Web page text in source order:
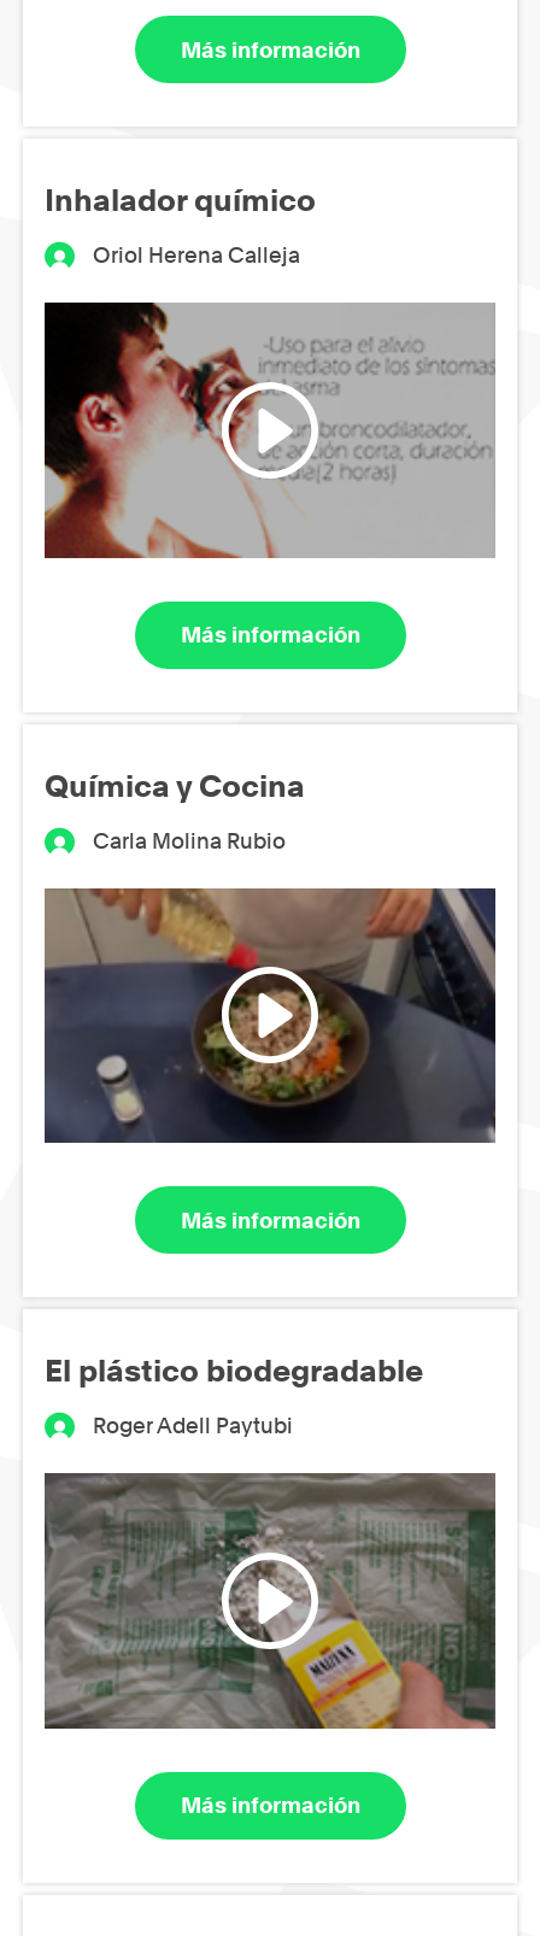
Más información
Inhalador químico
Oriol Herena Calleja
Más información
Química y Cocina
Carla Molina Rubio
Más información
El plástico biodegradable
Roger Adell Paytubi
Más información